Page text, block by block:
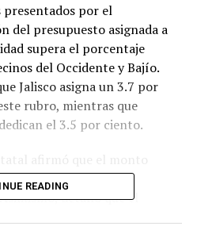
presentados por el
del presupuesto asignada a
supera el porcentaje
del Occidente y Bajío.
Jalisco asigna un 3.7 por
rubro, mientras que
el 3.5 por ciento.
de lo registrado en la
detalló que el
READING